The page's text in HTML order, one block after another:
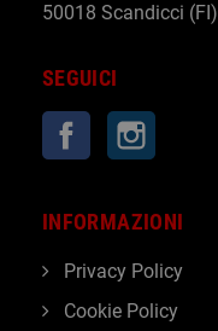
50018 Scandicci (FI)
SEGUICI
Facebook
INFORMAZIONI
Privacy Policy
Cookie Policy